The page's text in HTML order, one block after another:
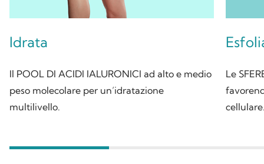
Idrata
Il POOL DI ACIDI IALURONICI ad alto e medio
peso molecolare per un’idratazione
multilivello.
Le